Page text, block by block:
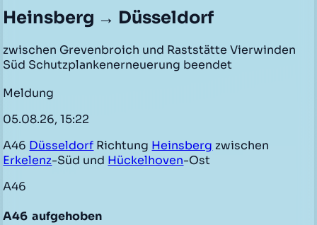
Heinsberg → Düsseldorf
zwischen Grevenbroich und Raststätte Vierwinden
Süd Schutzplankenerneuerung beendet
Meldung
05.08.26, 15:22
A46 Düsseldorf Richtung Heinsberg zwischen
Erkelenz-Süd und Hückelhoven-Ost
A46
A46 aufgehoben